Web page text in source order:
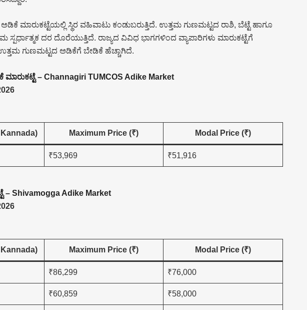
ಮಾರುಕಟ್ಟೆಯಲ್ಲಿ ಸ್ಥಿರ ವಹಿವಾಟು ಕಂಡುಬರುತ್ತಿದೆ. ಉತ್ತಮ ಗುಣಮಟ್ಟದ ರಾಶಿ, ಬೆಟ್ಟೆ ಹಾಗೂ
ದರ ದೊರೆಯುತ್ತಿದೆ. ರಾಜ್ಯದ ವಿವಿಧ ಭಾಗಗಳಿಂದ ವ್ಯಾಪಾರಿಗಳು ಮಾರುಕಟ್ಟೆಗೆ
ಗುಣಮಟ್ಟದ ಅಡಿಕೆಗೆ ಬೇಡಿಕೆ ಹೆಚ್ಚಾಗಿದೆ.
ಮಾರುಕಟ್ಟೆ – Channagiri TUMCOS Adike Market
Maximum Price (₹) Modal Price (₹)
₹53,969 ₹51,916
– Shivamogga Adike Market
Maximum Price (₹) Modal Price (₹)
₹86,299 ₹76,000
₹60,859 ₹58,000